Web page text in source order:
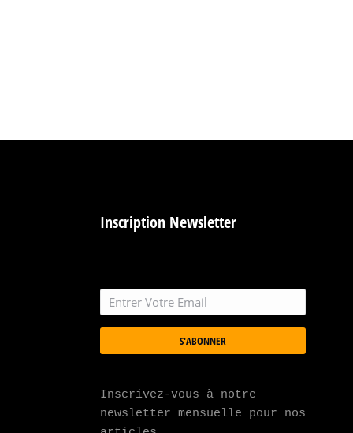
Inscription Newsletter
S'ABONNER
Inscrivez-vous à notre
newsletter mensuelle pour nos